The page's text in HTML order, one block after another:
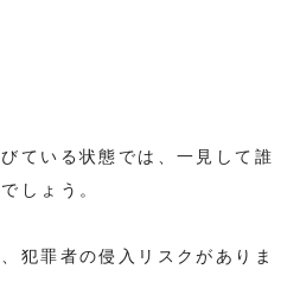
ている状態では、一見して誰
しょう。
犯罪者の侵入リスクがありま